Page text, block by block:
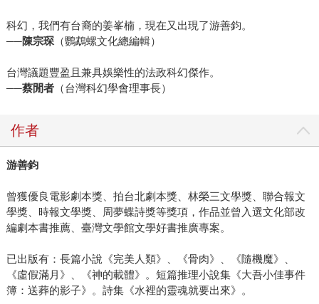
科幻，我們有台裔的姜峯楠，現在又出現了游善鈞。
──陳宗琛（鸚鵡螺文化總編輯）
台灣議題豐盈且兼具娛樂性的法政科幻傑作。
──蔡閒者（台灣科幻學會理事長）
作者
游善鈞
曾獲優良電影劇本獎、拍台北劇本獎、林榮三文學獎、聯合報文
學獎、時報文學獎、周夢蝶詩獎等獎項，作品並曾入選文化部改
編劇本書推薦、臺灣文學館文學好書推廣專案。
已出版有：長篇小說《完美人類》、《骨肉》、《隨機魔》、
《虛假滿月》、《神的載體》。短篇推理小說集《大吾小佳事件
簿：送葬的影子》。詩集《水裡的靈魂就要出來》。